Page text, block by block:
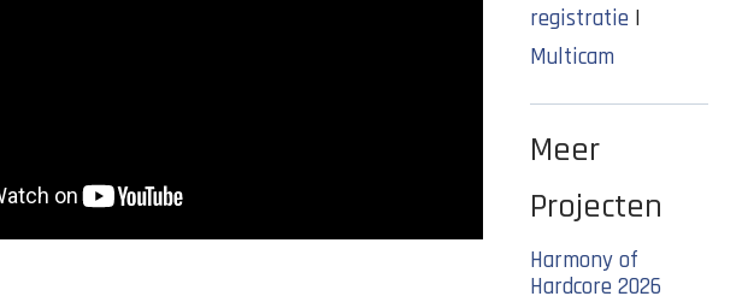
registratie |
Multicam
Meer
Projecten
Harmony of
Hardcore 2026